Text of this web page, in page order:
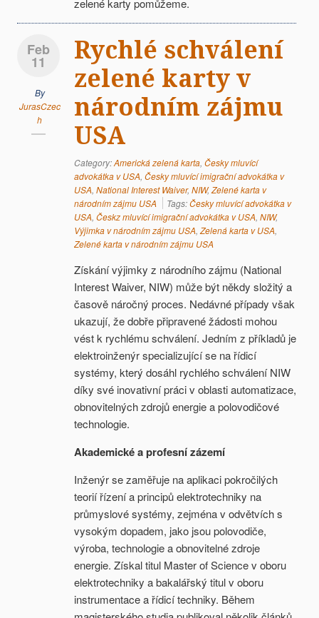
zelené karty pomůžeme.
Feb
11
By
JurasCzec
h
Rychlé schválení
zelené karty v
národním zájmu
USA
Category:Americká zelená karta, Česky mluvící
advokátka v USA, Česky mluvící imigrační advokátka v
USA, National Interest Waiver, NIW,Zelené karta v
národním zájmu USA
Tags:Česky mluvící advokátka v
USA, Českz mluvící imigrační advokátka v USA, NIW,
Výjimka v národním zájmu USA, Zelená karta v USA,
Zelené karta v národním zájmu USA
Získání výjimky z národního zájmu (National
Interest Waiver, NIW) může být někdy složitý a
časově náročný proces. Nedávné případy však
ukazují, že dobře připravené žádosti mohou
vést k rychlému schválení. Jedním z příkladů je
elektroinženýr specializující se na řídicí
systémy, který dosáhl rychlého schválení NIW
díky své inovativní práci v oblasti automatizace,
obnovitelných zdrojů energie a polovodičové
technologie.
Akademické a profesní zázemí
Inženýr se zaměřuje na aplikaci pokročilých
teorií řízení a principů elektrotechniky na
průmyslové systémy, zejména v odvětvích s
vysokým dopadem, jako jsou polovodiče,
výroba, technologie a obnovitelné zdroje
energie. Získal titul Master of Science v oboru
elektrotechniky a bakalářský titul v oboru
instrumentace a řídicí techniky. Během